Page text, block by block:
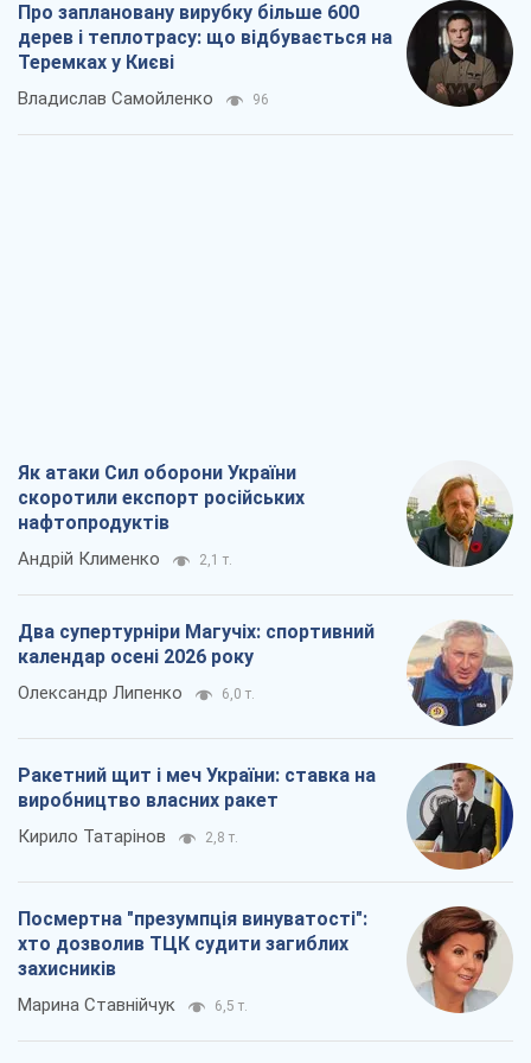
Про заплановану вирубку більше 600
дерев і теплотрасу: що відбувається на
Теремках у Києві
Владислав Самойленко 96
Як атаки Сил оборони України
скоротили експорт російських
нафтопродуктів
Андрій Клименко 2,1 т.
Два супертурніри Магучіх: спортивний
календар осені 2026 року
Олександр Липенко 6,0 т.
Ракетний щит і меч України: ставка на
виробництво власних ракет
Кирило Татарінов 2,8 т.
Посмертна "презумпція винуватості":
хто дозволив ТЦК судити загиблих
захисників
Марина Ставнійчук 6,5 т.